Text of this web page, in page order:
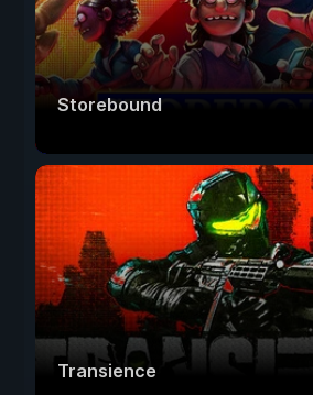
Storebound
Transience